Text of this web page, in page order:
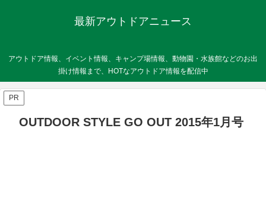
最新アウトドアニュース
アウトドア情報、イベント情報、キャンプ場情報、動物園・水族館などのお出
掛け情報まで、HOTなアウトドア情報を配信中
PR
OUTDOOR STYLE GO OUT 2015年1月号